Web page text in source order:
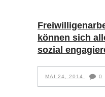
können sich
sozial
MAI 24, 2014 0